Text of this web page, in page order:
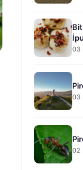
03
03
02